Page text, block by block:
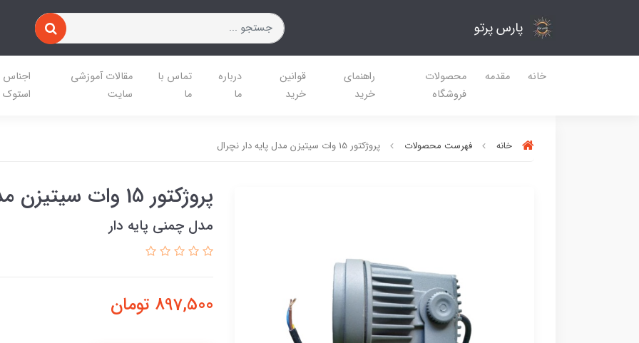
پارس پرتو
خانه مقدمه
محصولات
فروشگاه
راهنمای
خرید
قوانین
خرید
درباره
ما
تماس با
ما
مقالات آموزشی
سایت
اجناس
استوک
خانه فهرست محصولات پروژکتور 15 وات سیتیزن مدل پایه دار نچرال
پروژکتور 15 وات سیتیزن مدل پایه دار نچرال
مدل چمنی پایه دار
897,500 تومان